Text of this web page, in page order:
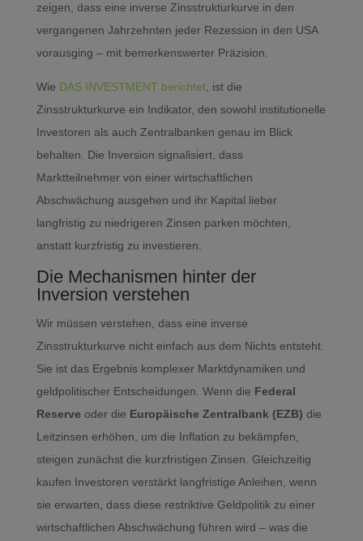
zeigen, dass eine inverse Zinsstrukturkurve in den
vergangenen Jahrzehnten jeder Rezession in den USA
vorausging – mit bemerkenswerter Präzision.
Wie DAS INVESTMENT berichtet, ist die
Zinsstrukturkurve ein Indikator, den sowohl institutionelle
Investoren als auch Zentralbanken genau im Blick
behalten. Die Inversion signalisiert, dass
Marktteilnehmer von einer wirtschaftlichen
Abschwächung ausgehen und ihr Kapital lieber
langfristig zu niedrigeren Zinsen parken möchten,
anstatt kurzfristig zu investieren.
Die Mechanismen hinter der
Inversion verstehen
Wir müssen verstehen, dass eine inverse
Zinsstrukturkurve nicht einfach aus dem Nichts entsteht.
Sie ist das Ergebnis komplexer Marktdynamiken und
geldpolitischer Entscheidungen. Wenn die Federal
Reserve oder die Europäische Zentralbank (EZB) die
Leitzinsen erhöhen, um die Inflation zu bekämpfen,
steigen zunächst die kurzfristigen Zinsen. Gleichzeitig
kaufen Investoren verstärkt langfristige Anleihen, wenn
sie erwarten, dass diese restriktive Geldpolitik zu einer
wirtschaftlichen Abschwächung führen wird – was die